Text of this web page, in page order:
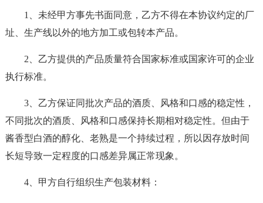
1、未经甲方事先书面同意，乙方不得在本协议约定的厂
址、生产线以外的地方加工或包转本产品。
2、乙方提供的产品质量符合国家标准或国家许可的企业
执行标准。
3、乙方保证同批次产品的酒质、风格和口感的稳定性，
不同批次的酒质、风格和口感保持长期相对稳定性。但由于
酱香型白酒的醇化、老熟是一个持续过程，所以因存放时间
长短导致一定程度的口感差异属正常现象。
4、甲方自行组织生产包装材料：